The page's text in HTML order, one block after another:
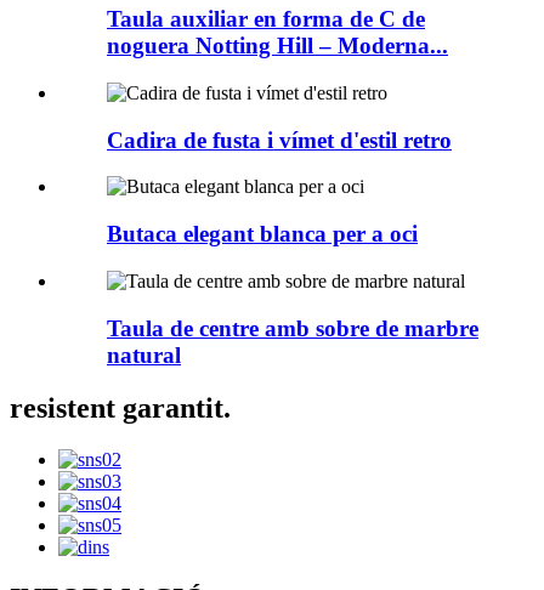
Taula auxiliar en forma de C de
noguera Notting Hill – Moderna...
Cadira de fusta i vímet d'estil retro
Butaca elegant blanca per a oci
Taula de centre amb sobre de marbre
natural
resistent garantit.